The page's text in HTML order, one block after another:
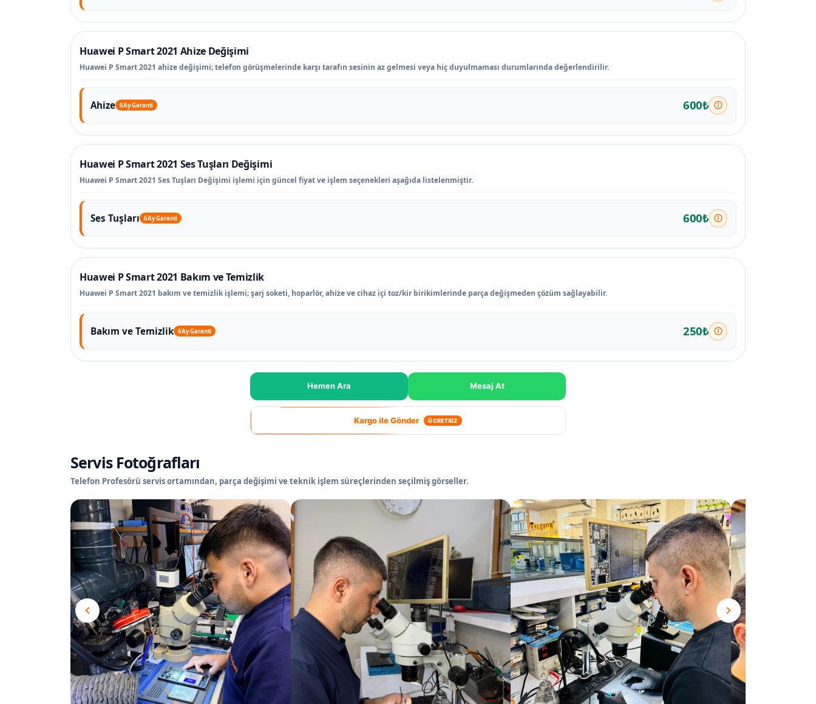
Huawei P Smart 2021 Ahize Değişimi
Huawei P Smart 2021 ahize değişimi; telefon görüşmelerinde karşı tarafın sesinin az gelmesi veya hiç duyulmaması durumlarında değerlendirilir.
Ahize 6 Ay Garanti 600₺
Huawei P Smart 2021 Ses Tuşları Değişimi
Huawei P Smart 2021 Ses Tuşları Değişimi işlemi için güncel fiyat ve işlem seçenekleri aşağıda listelenmiştir.
Ses Tuşları 6 Ay Garanti 600₺
Huawei P Smart 2021 Bakım ve Temizlik
Huawei P Smart 2021 bakım ve temizlik işlemi; şarj soketi, hoparlör, ahize ve cihaz içi toz/kir birikimlerinde parça değişmeden çözüm sağlayabilir.
Bakım ve Temizlik 6 Ay Garanti 250₺
Hemen Ara Mesaj At
Kargo ile Gönder ÜCRETSİZ
Servis Fotoğrafları
Telefon Profesörü servis ortamından, parça değişimi ve teknik işlem süreçlerinden seçilmiş görseller.